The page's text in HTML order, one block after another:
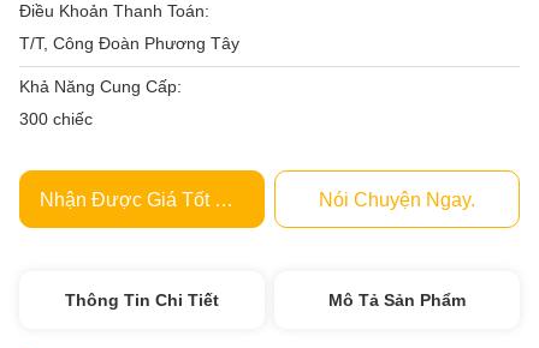
Điều Khoản Thanh Toán:
T/T, Công Đoàn Phương Tây
Khả Năng Cung Cấp:
300 chiếc
Nhận Được Giá Tốt Nhất Nói Chuyện Ngay.
Thông Tin Chi Tiết Mô Tả Sản Phẩm